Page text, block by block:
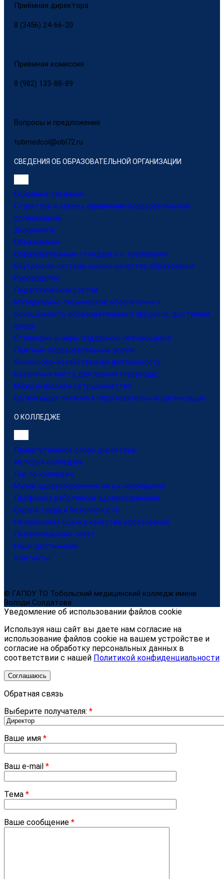
Приёмная директора
8 (3456) 24-66-20
Приёмная комиссия
8 (982) 133-88-89
Вопросы и предложения
tobmedcol@obl72.ru
СВЕДЕНИЯ ОБ ОБРАЗОВАТЕЛЬНОЙ ОРГАНИЗАЦИИ
Основные сведения
Структура и органы управления образовательной
организацией
Документы
Образование
Образовательные стандарты и требования
Внутренняя система оценки качества образования
Руководство
Педагогический состав
Материально-техническое обеспечение и
оснащенность образовательного процесса. доступная
среда
Стипендии и меры поддержки обучающихся
Платные образовательные услуги
Финансово-хозяйственная деятельность
Вакантные места для приема (перевода)
Международное сотрудничество
Организация питания в образовательной организации
О КОЛЛЕДЖЕ
Приветственное слово директора
История колледжа
Гид по колледжу
Музей здравоохранения им.а.к.новопашина
Профсоюз работников здравоохранения
Охрана труда и безопасность
Независимая оценка качества образования
Попечительский совет
Наши достижения
Контакты
© ГАПОУ ТО Тобольский медицинский колледж имени
Володи Солдатова
Уведомление об использовании файлов cookie
Используя наш сайт вы даете нам согласие на
использование файлов cookie на вашем устройстве и
согласие на обработку персональных данных в
соответствии с нашей Политикой конфиденциальности
Соглашаюсь
Обратная связь
Выберите получателя: *
Ваше имя *
Ваш e-mail *
Тема *
Ваше сообщение *